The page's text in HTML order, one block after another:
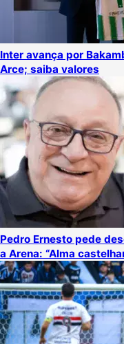
Inter avança por
Arce; saiba valores
Pedro Ernesto pede
a Arena: “Alma